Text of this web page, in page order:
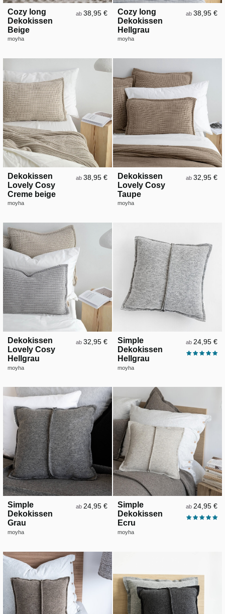
Cozy long
Dekokissen
Beige
moyha
ab38,95 €
Cozy long
Dekokissen
Hellgrau
moyha
ab 38,95 €
Dekokissen
Lovely Cosy
Creme beige
moyha
ab38,95 €
Dekokissen
Lovely Cosy
Taupe
moyha
ab 32,95 €
Dekokissen
Lovely Cosy
Hellgrau
moyha
ab32,95 €
Simple
Dekokissen
Hellgrau
moyha
ab 24,95 €
Simple
Dekokissen
Grau
moyha
ab 24,95 €
Simple
Dekokissen
Ecru
moyha
ab 24,95 €